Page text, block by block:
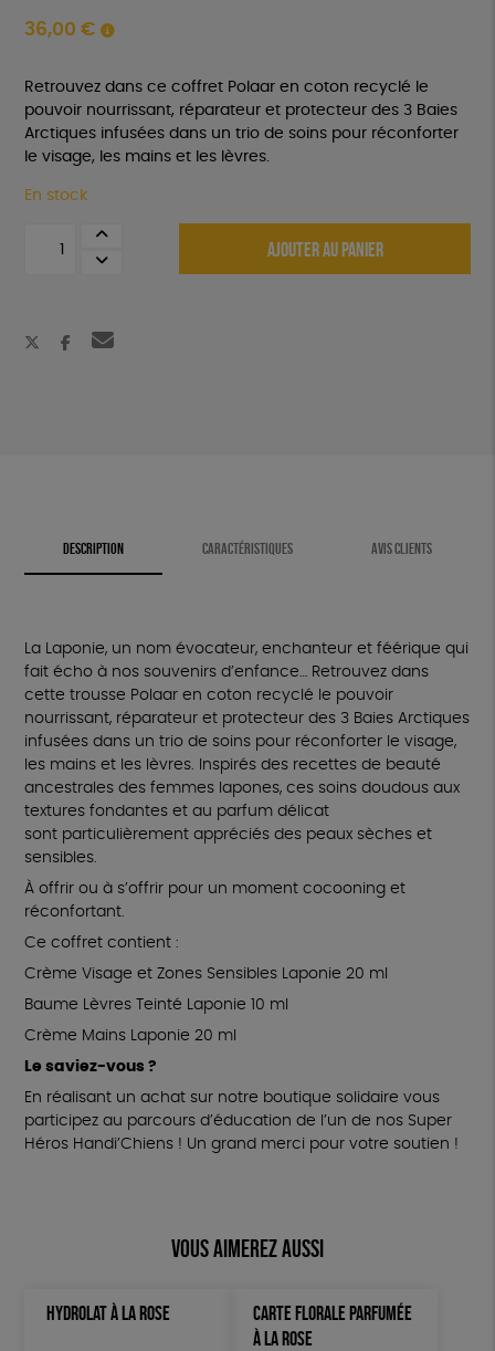
36,00 €
Retrouvez dans ce coffret Polaar en coton recyclé le
pouvoir nourrissant, réparateur et protecteur des 3 Baies
Arctiques infusées dans un trio de soins pour réconforter
le visage, les mains et les lèvres.
En stock
de
AJOUTER AU PANIER
DESCRIPTION CARACTÉRISTIQUES AVIS CLIENTS
La Laponie, un nom évocateur, enchanteur et féérique qui
fait écho à nos souvenirs d’enfance… Retrouvez dans
cette trousse Polaar en coton recyclé le pouvoir
nourrissant, réparateur et protecteur des 3 Baies Arctiques
infusées dans un trio de soins pour réconforter le visage,
les mains et les lèvres. Inspirés des recettes de beauté
ancestrales des femmes lapones, ces soins doudous aux
textures fondantes et au parfum délicat
sont particulièrement appréciés des peaux sèches et
sensibles.
À offrir ou à s’offrir pour un moment cocooning et
réconfortant.
Ce coffret contient :
Crème Visage et Zones Sensibles Laponie 20 ml
Baume Lèvres Teinté Laponie 10 ml
Crème Mains Laponie 20 ml
Le saviez-vous ?
En réalisant un achat sur notre boutique solidaire vous
participez au parcours d’éducation de l’un de nos Super
Héros Handi’Chiens ! Un grand merci pour votre soutien !
Vous aimerez aussi
HYDROLAT À LA ROSE
CARTE FLORALE PARFUMÉE
À LA ROSE